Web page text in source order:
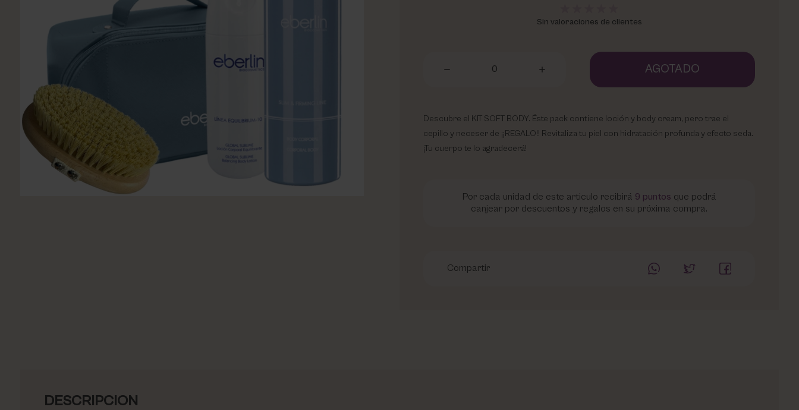
Sin valoraciones de clientes
0 AGOTADO
Descubre el KIT SOFT BODY. Éste pack contiene loción y body cream, pero trae el
cepillo y neceser de ¡¡REGALO!! Revitaliza tu piel con hidratación profunda y efecto seda.
¡Tu cuerpo te lo agradecerá!
Por cada unidad de este articulo recibirá 9 puntos que podrá
canjear por descuentos y regalos en su próxima compra.
Compartir
DESCRIPCION